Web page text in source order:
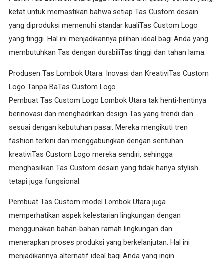
ketat untuk memastikan bahwa setiap Tas Custom desain
yang diproduksi memenuhi standar kualiTas Custom Logo
yang tinggi. Hal ini menjadikannya pilihan ideal bagi Anda yang
membutuhkan Tas dengan durabiliTas tinggi dan tahan lama.
Produsen Tas Lombok Utara: Inovasi dan KreativiTas Custom
Logo Tanpa BaTas Custom Logo
Pembuat Tas Custom Logo Lombok Utara tak henti-hentinya
berinovasi dan menghadirkan design Tas yang trendi dan
sesuai dengan kebutuhan pasar. Mereka mengikuti tren
fashion terkini dan menggabungkan dengan sentuhan
kreativiTas Custom Logo mereka sendiri, sehingga
menghasilkan Tas Custom desain yang tidak hanya stylish
tetapi juga fungsional.
Pembuat Tas Custom model Lombok Utara juga
memperhatikan aspek kelestarian lingkungan dengan
menggunakan bahan-bahan ramah lingkungan dan
menerapkan proses produksi yang berkelanjutan. Hal ini
menjadikannya alternatif ideal bagi Anda yang ingin